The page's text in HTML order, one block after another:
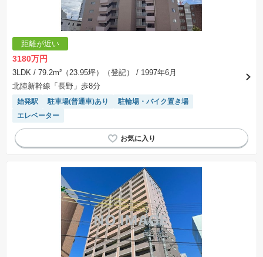
します。なお、この期間は概ね3ヶ月程度とされています。納得のいくプランが出来ず、建築請
負契約が成立しない場合、土地売買契約は白紙に戻り、土地契約にかかった代金（土地代金、
手付金など）は名目のいかんに関わらず、全て返却されます。
※課税対象物件の「価格」や「費用等」は消費税込みの「総額表示」で統一しています。
※「本体価格」とは、課税対象物件においては「消費税を除いた建物価格」と「土地価格」の
合計額を指します。
表示されておりません。
※取引にかかる費用：物件の契約手続き、決済、引き渡し時にかかる費用を表示しています。
不動産会社によって表記有無が異なるため、ご自身で十分な確認をしていただくようにお願い
いたします。
場合があります。
距離が近い
3180万円
3LDK / 79.2m²（23.95坪）（登記）
/ 1997年6月
北陸新幹線「長野」歩8分
始発駅 駐車場(普通車)あり
駐輪場・バイク置き場
エレベーター